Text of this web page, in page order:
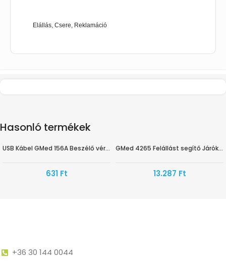
Elállás, Csere, Reklamáció
Hasonló termékek
USB Kábel GMed 156A Beszélő vérnyomásmérőhöz
631 Ft
GMed 4265 Felállást segítő Járókeret
13.287 Ft
+36 30 144 0044